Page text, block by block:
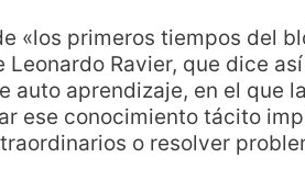
«los primeros tiempos del
Ravier, que dice
aprendizaje, en el que
ese conocimiento tácito
o resolver